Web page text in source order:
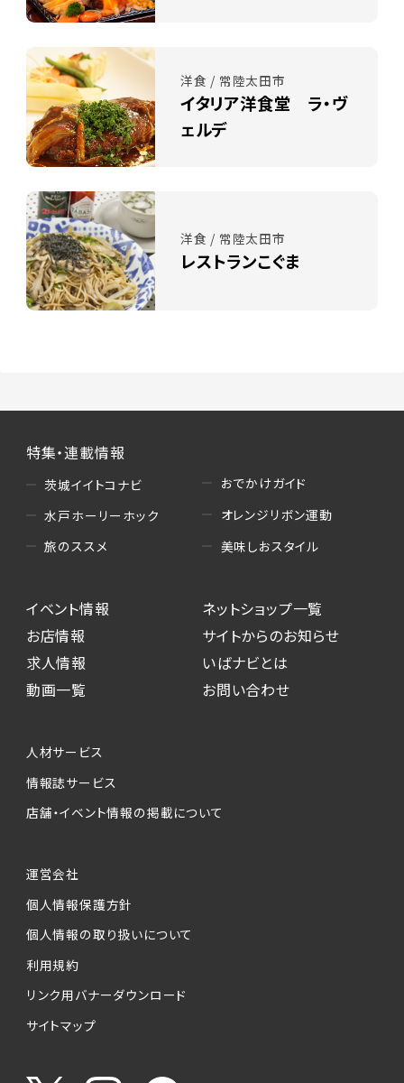
洋食 / 常陸太田市
イタリア洋食堂 ラ・ヴ
ェルデ
洋食 / 常陸太田市
レストランこぐま
特集・連載情報
茨城イイトコナビ
水戸ホーリーホック
旅のススメ
おでかけガイド
オレンジリボン運動
美味しおスタイル
イベント情報
お店情報
求人情報
動画一覧
ネットショップ一覧
サイトからのお知らせ
いばナビとは
お問い合わせ
人材サービス
情報誌サービス
店舗・イベント情報の掲載について
運営会社
個人情報保護方針
個人情報の取り扱いについて
利用規約
リンク用バナーダウンロード
サイトマップ